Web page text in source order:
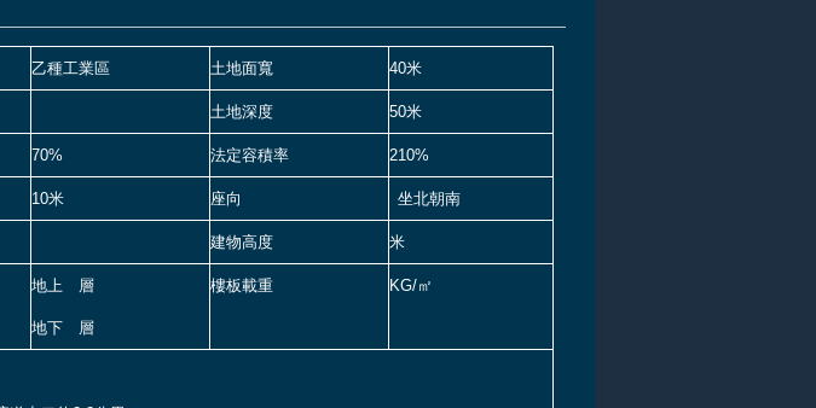
乙種工業區 土地面寬 40米
土地深度 50米
70% 法定容積率 210%
10米 座向 坐北朝南
建物高度 米
地上 層
地下 層
樓板載重 KG/㎡